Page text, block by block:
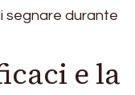
segnare durante
e la